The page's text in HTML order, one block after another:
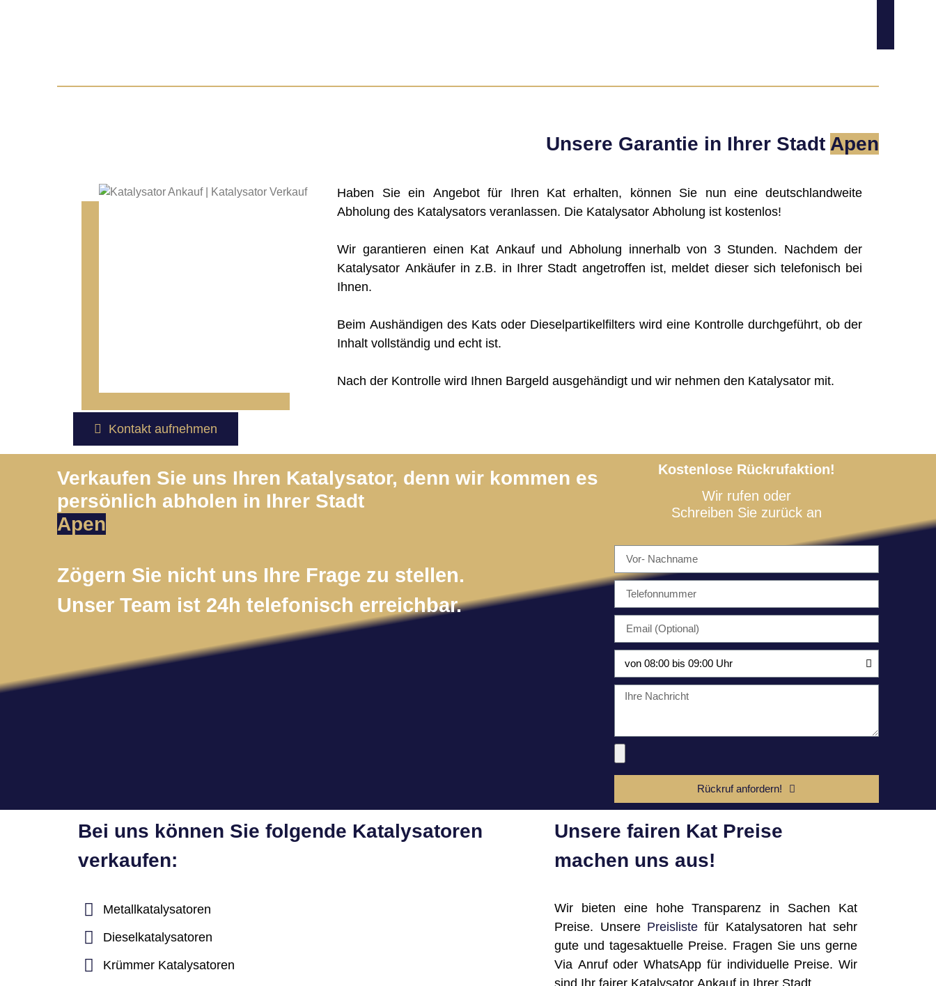
Unsere Garantie in Ihrer Stadt Apen
Kontakt aufnehmen
Haben Sie ein Angebot für Ihren Kat erhalten, können Sie nun eine deutschlandweite
Abholung des Katalysators veranlassen. Die Katalysator Abholung ist kostenlos!
Wir garantieren einen Kat Ankauf und Abholung innerhalb von 3 Stunden. Nachdem der
Katalysator Ankäufer in z.B. in Ihrer Stadt angetroffen ist, meldet dieser sich telefonisch bei
Ihnen.
Beim Aushändigen des Kats oder Dieselpartikelfilters wird eine Kontrolle durchgeführt, ob der
Inhalt vollständig und echt ist.
Nach der Kontrolle wird Ihnen Bargeld ausgehändigt und wir nehmen den Katalysator mit.
Verkaufen Sie uns Ihren Katalysator, denn wir kommen es
persönlich abholen in Ihrer Stadt
Apen
Zögern Sie nicht uns Ihre Frage zu stellen.
Unser Team ist 24h telefonisch erreichbar.
Kostenlose Rückrufaktion!
Wir rufen oder
Schreiben Sie zurück an
Rückruf anfordern!
Bei uns können Sie folgende Katalysatoren
verkaufen:
Metallkatalysatoren
Dieselkatalysatoren
Krümmer Katalysatoren
Unsere fairen Kat Preise
machen uns aus!
Wir bieten eine hohe Transparenz in Sachen Kat
Preise. Unsere Preisliste für Katalysatoren hat sehr
gute und tagesaktuelle Preise. Fragen Sie uns gerne
Via Anruf oder WhatsApp für individuelle Preise. Wir